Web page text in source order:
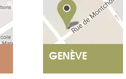
GENÈVE